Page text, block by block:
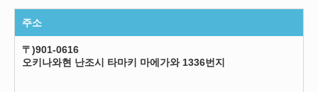
주소
〒)901-0616
오키나와현 난조시 타마키 마에가와 1336번지